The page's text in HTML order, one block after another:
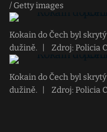
/ Getty images
Kokain do Čech byl
dužině.
Zdroj: Policia
Kokain do Čech byl
dužině.
Zdroj: Policia